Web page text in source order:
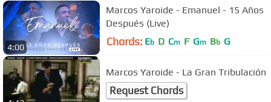
4:00
Marcos Yaroide - Emanuel - 15 Años
Después (Live)
Chords: Eb D Cm F Gm Bb G
Marcos Yaroide - La Gran Tribulación
Request Chords